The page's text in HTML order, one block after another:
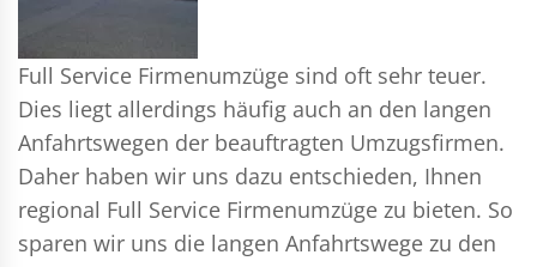
Full Service Firmenumzüge sind oft sehr teuer.
Dies liegt allerdings häufig auch an den langen
Anfahrtswegen der beauftragten Umzugsfirmen.
Daher haben wir uns dazu entschieden, Ihnen
regional Full Service Firmenumzüge zu bieten. So
sparen wir uns die langen Anfahrtswege zu den